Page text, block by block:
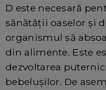
D este necesară
sănătății oaselor și
organismul să
din alimente. Este
dezvoltarea
bebelușilor. De